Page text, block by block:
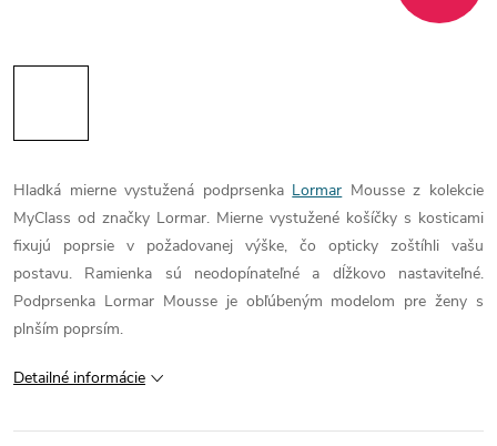
Hladká mierne vystužená podprsenka Lormar Mousse z kolekcie
MyClass od značky Lormar. Mierne vystužené košíčky s kosticami
fixujú poprsie v požadovanej výške, čo opticky zoštíhli vašu
postavu. Ramienka sú neodopínateľné a dĺžkovo nastaviteľné.
Podprsenka Lormar Mousse je obľúbeným modelom pre ženy s
plnším poprsím.
Detailné informácie